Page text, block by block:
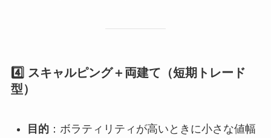
4️⃣ スキャルピング＋両建て（短期トレード
型）
目的：ボラティリティが高いときに小さな値幅